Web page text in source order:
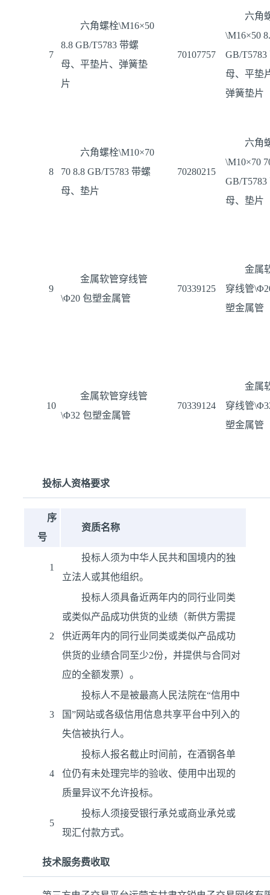
7
六角螺栓\M16×50
8.8 GB/T5783 带螺
母、平垫片、弹簧垫
片
70107757
六角
\M16×50
GB/T5783
母、平垫
弹簧垫片
8
六角螺栓\M10×70
70 8.8 GB/T5783 带螺
母、垫片
70280215
六角
\M10×70
GB/T5783
母、垫片
9
金属软管穿线管
\Φ20 包塑金属管
70339125
金属
穿线管
塑金属管
10
金属软管穿线管
\Φ32 包塑金属管
70339124
金属
穿线管
塑金属管
投标人资格要求
序
号
资质名称
1
投标人须为中华人民共和国境内的独
立法人或其他组织。
2
投标人须具备近两年内的同行业同类
或类似产品成功供货的业绩（新供方需提
供近两年内的同行业同类或类似产品成功
供货的业绩合同至少2份，并提供与合同对
应的全额发票）。
3
投标人不是被最高人民法院在“信用中
国”网站或各级信用信息共享平台中列入的
失信被执行人。
4
投标人报名截止时间前，在酒钢各单
位仍有未处理完毕的验收、使用中出现的
质量异议不允许投标。
5
投标人须接受银行承兑或商业承兑或
现汇付款方式。
技术服务费收取